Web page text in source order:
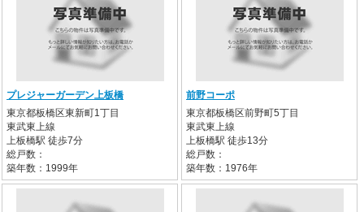
プレジャーガーデン上板橋
東京都板橋区東新町1丁目
東武東上線
上板橋駅 徒歩7分
総戸数：
築年数：1999年
前野コーポ
東京都板橋区前野町5丁目
東武東上線
上板橋駅 徒歩13分
総戸数：
築年数：1976年